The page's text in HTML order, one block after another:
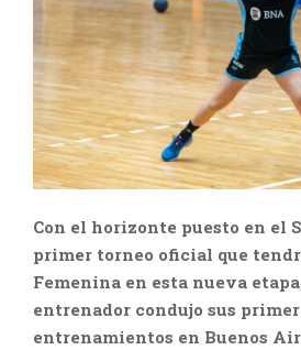
Con el horizonte puesto en el
primer torneo oficial que
Femenina en esta nueva
entrenador condujo sus
entrenamientos en Buenos